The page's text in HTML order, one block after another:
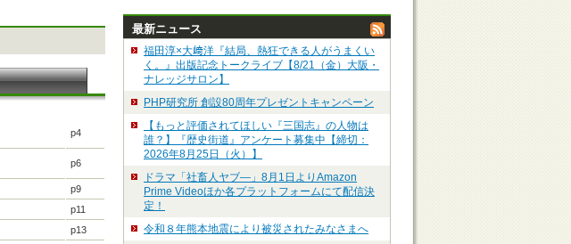
p4
p6
p9
p11
p13
最新ニュース
福田淳×大﨑洋『結局、熱狂できる人がうまくい
く。』出版記念トークライブ【8/21（金）大阪・
ナレッジサロン】
PHP研究所 創設80周年プレゼントキャンペーン
【もっと評価されてほしい『三国志』の人物は
誰？】『歴史街道』アンケート募集中【締切：
2026年8月25日（火）】
ドラマ「社畜人ヤブ―」8月1日よりAmazon
Prime Videoほか各プラットフォームにて配信決
定！
令和８年熊本地震により被災されたみなさまへ